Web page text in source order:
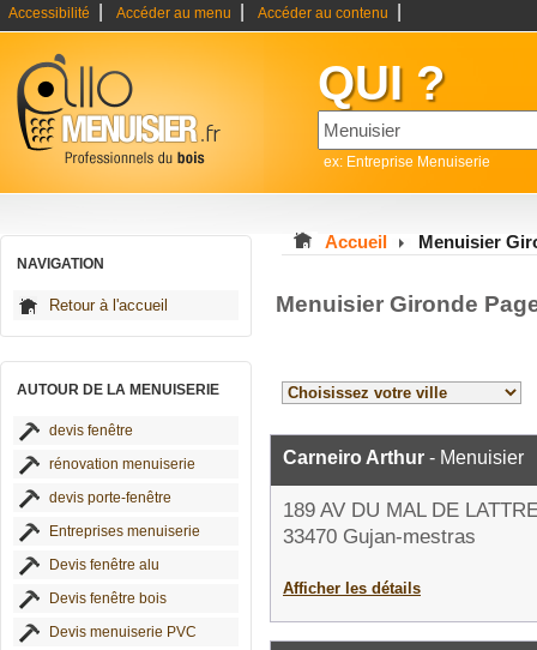
Accessibilité Accéder au menu Accéder au contenu
QUI ?
ex: Entreprise Menuiserie
NAVIGATION
Retour à l'accueil
AUTOUR DE LA MENUISERIE
devis fenêtre
rénovation menuiserie
devis porte-fenêtre
Entreprises menuiserie
Devis fenêtre alu
Devis fenêtre bois
Devis menuiserie PVC
Accueil Menuisier
Menuisier Gironde
Carneiro Arthur - Menuisier
189 AV DU MAL DE
33470 Gujan-mestras
Afficher les détails